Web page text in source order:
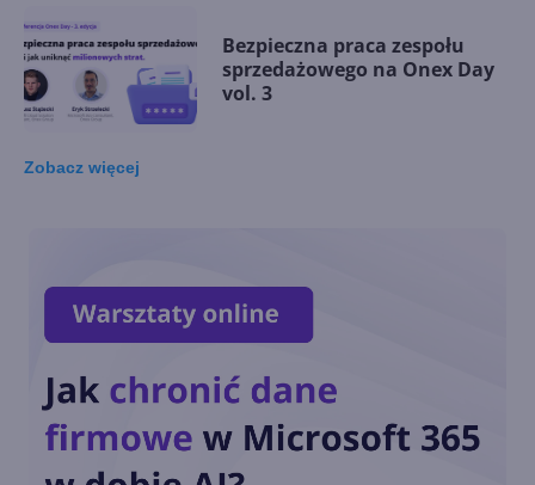
Bezpieczna praca zespołu
sprzedażowego na Onex Day
vol. 3
3!
Zobacz więcej